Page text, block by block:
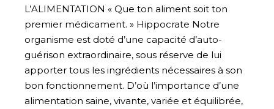
L’ALIMENTATION « Que ton aliment soit ton
premier médicament. » Hippocrate Notre
organisme est doté d’une capacité d’auto-
guérison extraordinaire, sous réserve de lui
apporter tous les ingrédients nécessaires à son
bon fonctionnement. D’où l’importance d’une
alimentation saine, vivante, variée et équilibrée,